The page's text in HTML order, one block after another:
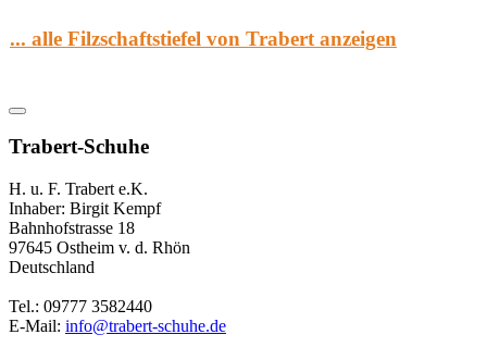
... alle Filzschaftstiefel von Trabert anzeigen
Trabert-Schuhe
H. u. F. Trabert e.K.
Inhaber: Birgit Kempf
Bahnhofstrasse 18
97645 Ostheim v. d. Rhön
Deutschland
Tel.: 09777 3582440
E-Mail: info@trabert-schuhe.de